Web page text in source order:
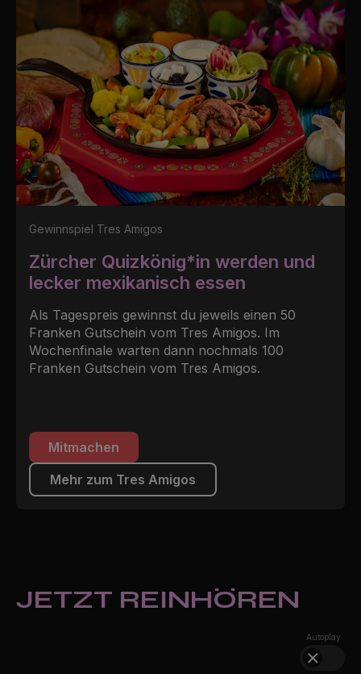
Gewinnspiel Tres Amigos
Zürcher Quizkönig*in werden und
lecker mexikanisch essen
Als Tagespreis gewinnst du jeweils einen 50
Franken Gutschein vom Tres Amigos. Im
Wochenfinale warten dann nochmals 100
Franken Gutschein vom Tres Amigos.
Mitmachen
Mehr zum Tres Amigos
JETZT REINHÖREN
Autoplay